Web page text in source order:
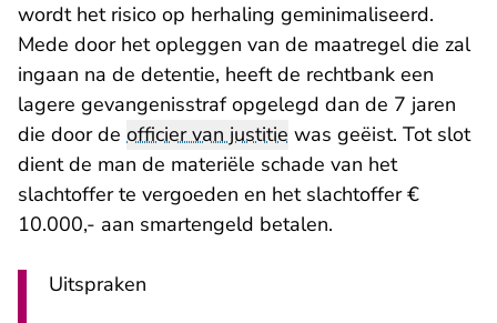
wordt het risico op herhaling geminimaliseerd.
Mede door het opleggen van de maatregel die zal
ingaan na de detentie, heeft de rechtbank een
lagere gevangenisstraf opgelegd dan de 7 jaren
die door de officier van justitie was geëist. Tot slot
dient de man de materiële schade van het
slachtoffer te vergoeden en het slachtoffer €
10.000,- aan smartengeld betalen.
Uitspraken